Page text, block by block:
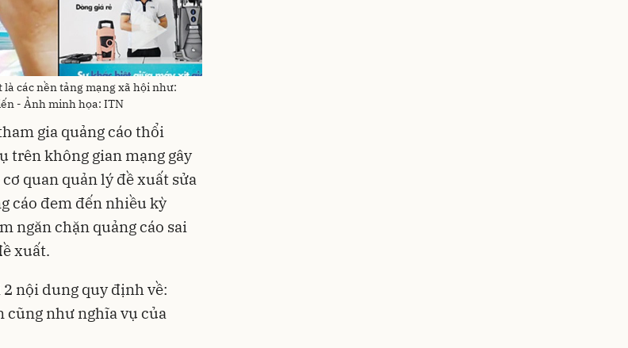
các nền tảng mạng xã hội như:
- Ảnh minh họa: ITN
gia quảng cáo thổi
trên không gian mạng gây
quan quản lý đề xuất sửa
cáo đem đến nhiều kỳ
ngăn chặn quảng cáo sai
xuất.
nội dung quy định về:
cũng như nghĩa vụ của